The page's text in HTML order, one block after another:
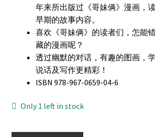
年来所出版过《哥妹俩》漫画，
早期的故事内容。
喜欢《哥妹俩》的读者们，怎能
藏的漫画呢？
透过幽默的对话，有趣的图画，
说话及写作更精彩！
ISBN 978-967-0659-04-6
Only 1 left in stock